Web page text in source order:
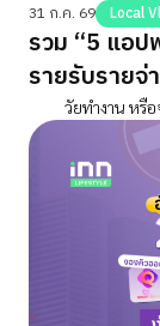
31 ก.ค. 69 Local
รวม “5 แอป
รายรับรายจ่
วัยทำงาน หรือจ